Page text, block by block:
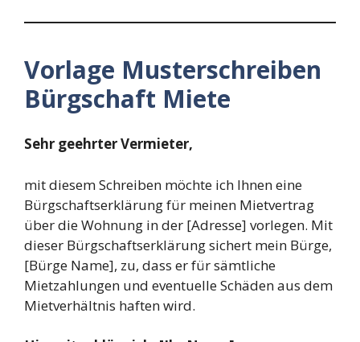
Vorlage Musterschreiben
Bürgschaft Miete
Sehr geehrter Vermieter,
mit diesem Schreiben möchte ich Ihnen eine
Bürgschaftserklärung für meinen Mietvertrag
über die Wohnung in der [Adresse] vorlegen. Mit
dieser Bürgschaftserklärung sichert mein Bürge,
[Bürge Name], zu, dass er für sämtliche
Mietzahlungen und eventuelle Schäden aus dem
Mietverhältnis haften wird.